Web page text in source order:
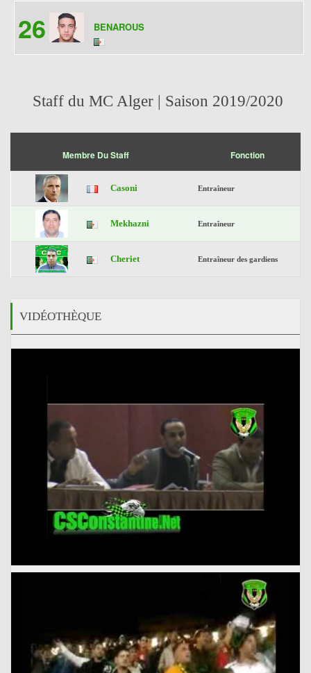
26 BENAROUS
Staff du MC Alger | Saison 2019/2020
Membre Du Staff Fonction
Casoni Entraîneur
Mekhazni Entraîneur
Cheriet Entraîneur des gardiens
VIDÉOTHÈQUE